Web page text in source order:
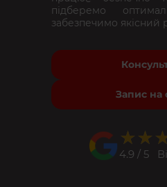
підберемо
забезпечимо якісний
Запис на
4.9 / 5